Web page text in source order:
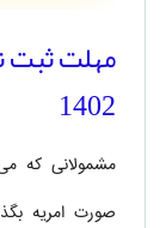
مهلت ثبت
1402
مشمولانی که
صورت امریه